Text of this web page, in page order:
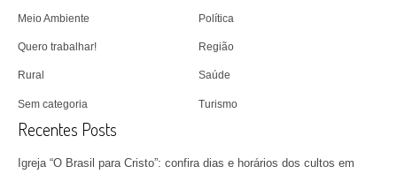
Meio Ambiente Política
Quero trabalhar! Região
Rural Saúde
Sem categoria Turismo
Recentes Posts
Igreja “O Brasil para Cristo”: confira dias e horários dos cultos em